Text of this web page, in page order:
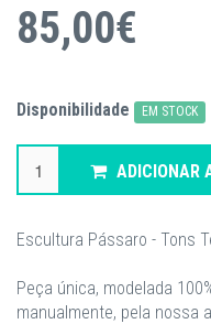
85,00€
Disponibilidade EM STOCK
ADICIONAR
Escultura Pássaro - Tons
Peça única, modelada
manualmente, pela nossa